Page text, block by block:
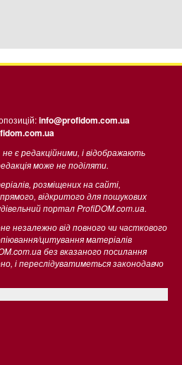
info@profidom.com.ua
не є редакційними, і відображають
може не поділяти.
розміщених на сайті,
відкритого для пошукових
портал ProfiDOM.com.ua.
незалежно від повного чи часткового
цитування матеріалів
без вказаного посилання
і переслідуватиметься законодавчо